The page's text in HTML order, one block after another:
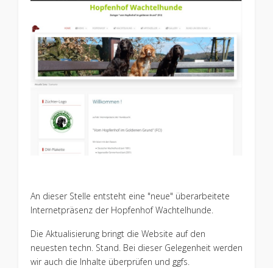
An dieser Stelle entsteht eine "neue" überarbeitete
Internetpräsenz der Hopfenhof Wachtelhunde.
Die Aktualisierung bringt die Website auf den
neuesten techn. Stand. Bei dieser Gelegenheit werden
wir auch die Inhalte überprüfen und ggfs.